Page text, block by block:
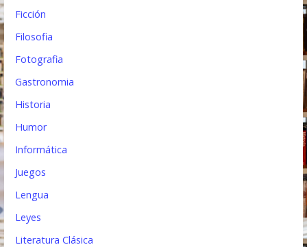
Ficción
Filosofia
Fotografia
Gastronomia
Historia
Humor
Informática
Juegos
Lengua
Leyes
Literatura Clásica